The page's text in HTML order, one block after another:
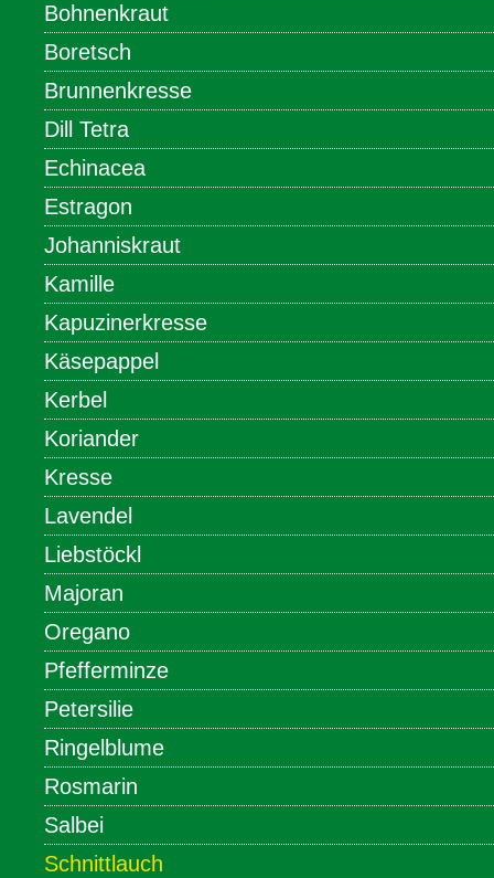
Bohnenkraut
Boretsch
Brunnenkresse
Dill Tetra
Echinacea
Estragon
Johanniskraut
Kamille
Kapuzinerkresse
Käsepappel
Kerbel
Koriander
Kresse
Lavendel
Liebstöckl
Majoran
Oregano
Pfefferminze
Petersilie
Ringelblume
Rosmarin
Salbei
Schnittlauch